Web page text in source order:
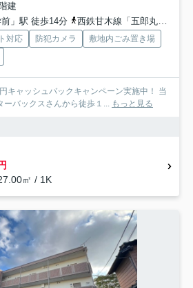
建
」駅 徒歩14分
西鉄甘木線「五郎丸」駅 徒歩43分
対応 防犯カメラ
敷地内ごみ置き場
キャッシュバックキャンペーン実施中！ 当
ーバックスさんから徒歩１... もっと見る
㎡ / 1K